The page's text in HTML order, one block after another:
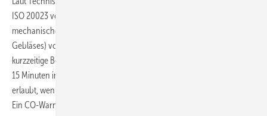
ISO 20023 verwiesen wird, ist in Deutschland grundsätzlich eine
mechanische Lüftung (z. B. mit Hilfe eines motorbetriebenen
Gebläses) vor dem Einsteigen in das Lager erforderlich. Das
kurzzeitige Betreten unterirdischer Pelletspeicher bzw. Erdlager bis zu
15 Minuten in Anwesenheit einer eingewiesenen zweiten Person ist
erlaubt, wenn die CO-Konzentration im Lager unter 60 ppm beträgt.
Ein CO-Warngerät muss eingeschaltet am Körper getragen werden.